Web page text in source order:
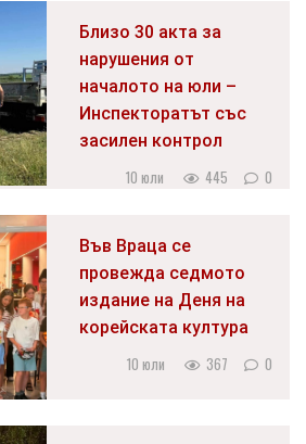
Близо 30 акта за
нарушения от
началото на юли –
Инспекторатът със
засилен контрол
10 юли 445 0
Във Враца се
провежда седмото
издание на Деня на
корейската култура
10 юли 367 0